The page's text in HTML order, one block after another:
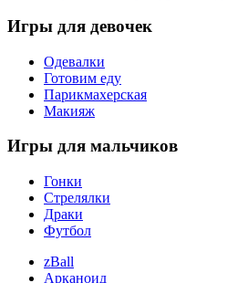
Игры для девочек
Одевалки
Готовим еду
Парикмахерская
Макияж
Игры для мальчиков
Гонки
Стрелялки
Драки
Футбол
zBall
Арканоид